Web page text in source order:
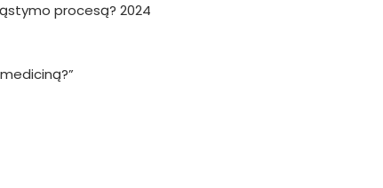
procesą? 2024